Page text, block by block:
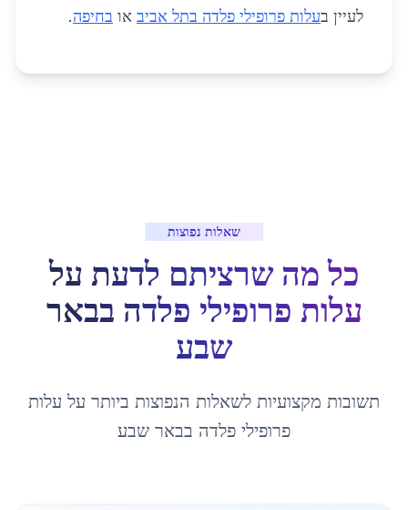
לעיין בעלות פרופילי פלדה בתל אביב או בחיפה.
שאלות נפוצות
כל מה שרציתם לדעת על
עלות פרופילי פלדה בבאר
שבע
תשובות מקצועיות לשאלות הנפוצות ביותר על עלות
פרופילי פלדה בבאר שבע